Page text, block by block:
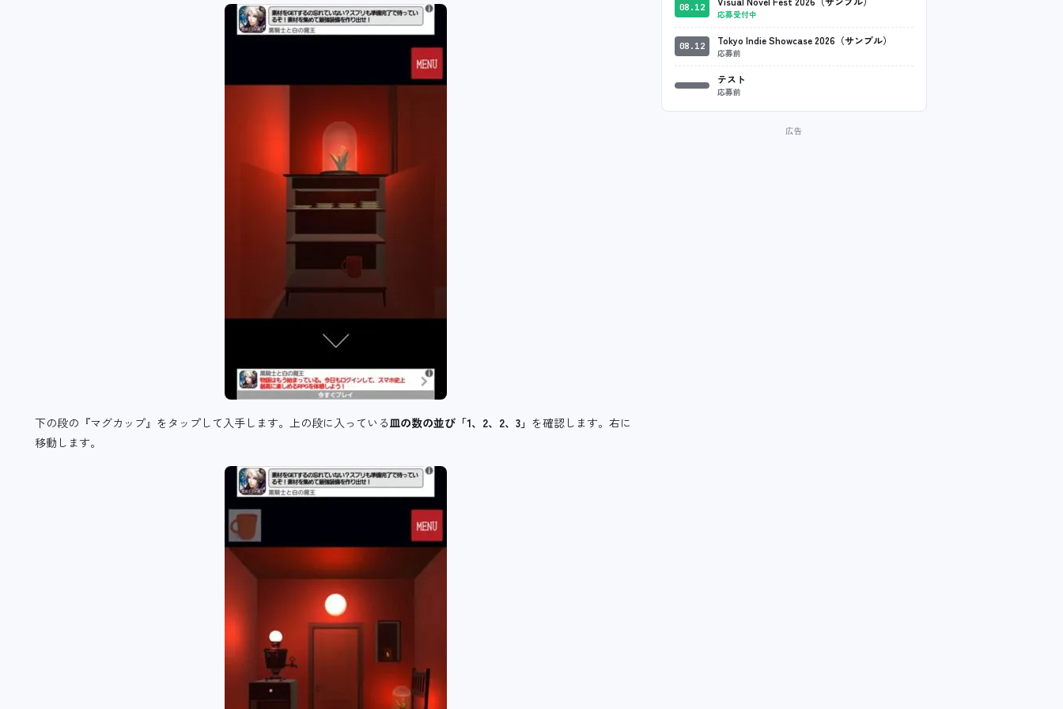
下の段の『マグカップ』をタップして入手します。上の段に入っている皿の数の並び「1、2、2、3」 を確認します。右に
移動します。
08.12
応募受付中
08.12 Tokyo Indie Showcase 2026（サンプル）
応募前
テスト
応募前